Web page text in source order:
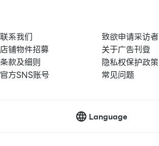
联系我们
致欲申请采访者
店铺物件招募
关于广告刊登
条款及细则
隐私权保护政策
官方SNS账号
常见问题
Language